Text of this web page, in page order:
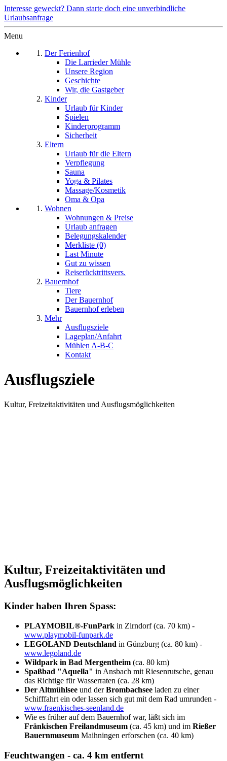
Interesse geweckt? Dann starte doch eine unverbindliche
Urlaubsanfrage
Menu
Der Ferienhof
Die Larrieder Mühle
Unsere Region
Geschichte
Wir, die Gastgeber
Kinder
Urlaub für Kinder
Spielen
Kinderprogramm
Sicherheit
Eltern
Urlaub für die Eltern
Verpflegung
Sauna
Yoga & Pilates
Massage/Kosmetik
Oma & Opa
Wohnen
Wohnungen & Preise
Urlaub anfragen
Belegungskalender
Merkliste (0)
Last Minute
Gut zu wissen
Reiserücktrittsvers.
Bauernhof
Tiere
Der Bauernhof
Bauernhof erleben
Mehr
Ausflugsziele
Lageplan/Anfahrt
Mühlen A-B-C
Kontakt
Ausflugsziele
Kultur, Freizeitaktivitäten und Ausflugsmöglichkeiten
Kultur, Freizeitaktivitäten und
Ausflugsmöglichkeiten
Kinder haben Ihren Spass:
PLAYMOBIL®-FunPark in Zirndorf (ca. 70 km) -
www.playmobil-funpark.de
LEGOLAND Deutschland in Günzburg (ca. 80 km) -
www.legoland.de
Wildpark in Bad Mergentheim (ca. 80 km)
Spaßbad "Aquella" in Ansbach mit Riesenrutsche, genau
das Richtige für Wasserraten (ca. 28 km)
Der Altmühlsee und derBrombachsee laden zu einer
Schifffahrt ein oder lassen sich gut mit dem Rad umrunden -
www.fraenkisches-seenland.de
Wie es früher auf dem Bauernhof war, läßt sich im
Fränkischen Freilandmuseum (ca. 45 km) und im Rießer
Bauernmuseum Maihningen erforschen (ca. 40 km)
Feuchtwangen - ca. 4 km entfernt